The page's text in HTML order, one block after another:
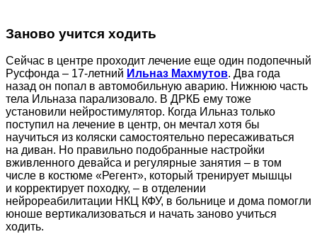
Заново учится ходить
Сейчас в центре проходит лечение еще один подопечный
Русфонда – 17-летний Ильназ Махмутов. Два года
назад он попал в автомобильную аварию. Нижнюю часть
тела Ильназа парализовало. В ДРКБ ему тоже
установили нейростимулятор. Когда Ильназ только
поступил на лечение в центр, он мечтал хотя бы
научиться из коляски самостоятельно пересаживаться
на диван. Но правильно подобранные настройки
вживленного девайса и регулярные занятия – в том
числе в костюме «Регент», который тренирует мышцы
и корректирует походку, – в отделении
нейрореабилитации НКЦ КФУ, в больнице и дома помогли
юноше вертикализоваться и начать заново учиться
ходить.